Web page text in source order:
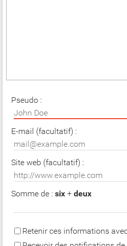
Pseudo :
E-mail (facultatif) :
Site web (facultatif) :
Somme de : six + deux
Retenir ces informations